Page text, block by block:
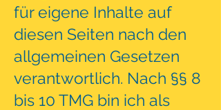
für eigene Inhalte auf
diesen Seiten nach den
allgemeinen Gesetzen
verantwortlich. Nach §§ 8
bis 10 TMG bin ich als